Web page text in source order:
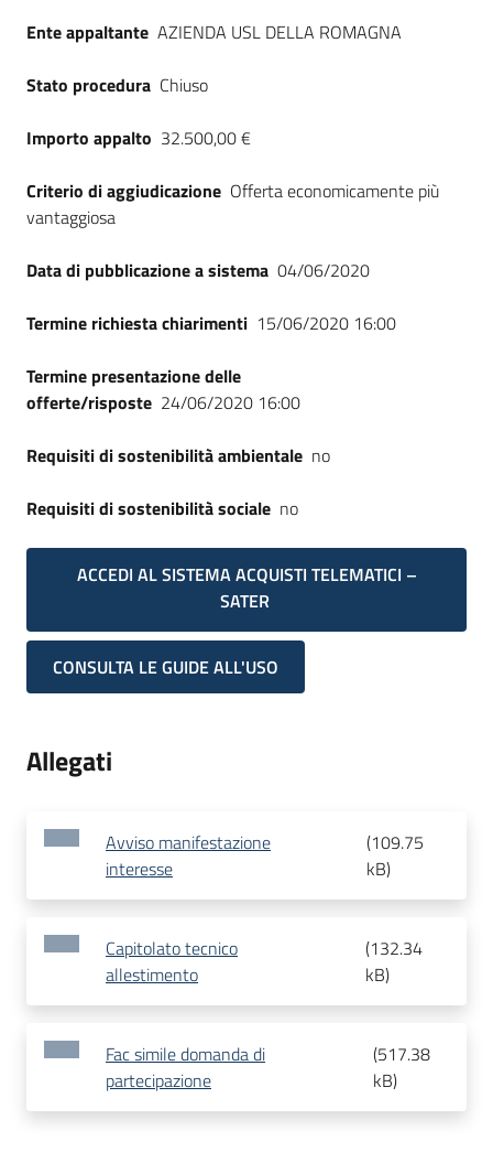
English
site
su
Ente appaltante AZIENDA USL DELLA ROMAGNA
Stato procedura Chiuso
Importo appalto 32.500,00 €
Criterio di aggiudicazione Offerta economicamente più
vantaggiosa
Data di pubblicazione a sistema 04/06/2020
Termine richiesta chiarimenti 15/06/2020 16:00
Termine presentazione delle
offerte/risposte 24/06/2020 16:00
Requisiti di sostenibilità ambientale no
Requisiti di sostenibilità sociale no
ACCEDI AL SISTEMA ACQUISTI TELEMATICI –
SATER
CONSULTA LE GUIDE ALL'USO
Allegati
Avviso manifestazione
interesse
(109.75
kB)
Capitolato tecnico
allestimento
(132.34
kB)
Fac simile domanda di
partecipazione
(517.38
kB)